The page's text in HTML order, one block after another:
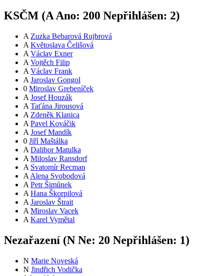
KSČM (A Ano: 200 Nepřihlášen: 2)
A Zuzka Bebarová Rujbrová
A Květoslava Čelišová
A Václav Exner
A Vojtěch Filip
A Václav Frank
A Jaroslav Gongol
0 Miroslav Grebeníček
A Josef Houzák
A Taťána Jirousová
A Zdeněk Klanica
A Pavel Kováčik
A Josef Mandík
0 Jiří Maštálka
A Dalibor Matulka
A Miloslav Ransdorf
A Svatomír Recman
A Alena Svobodová
A Petr Šimůnek
A Hana Škorpilová
A Jaroslav Štrait
A Miroslav Vacek
A Karel Vymětal
Nezařazení (N Ne: 20 Nepřihlášen: 1)
N Marie Noveská
N Jindřich Vodička